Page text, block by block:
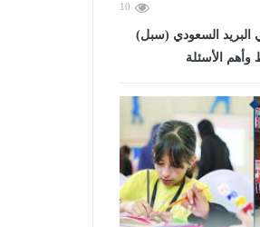
10
البريد السعودي (سبل)